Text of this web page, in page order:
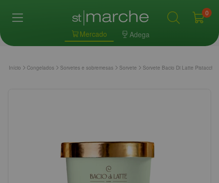
Mercado Adega
0
Início Congelados Sorvetes e sobremesas Sorvete Sorvete Bacio Di Latte